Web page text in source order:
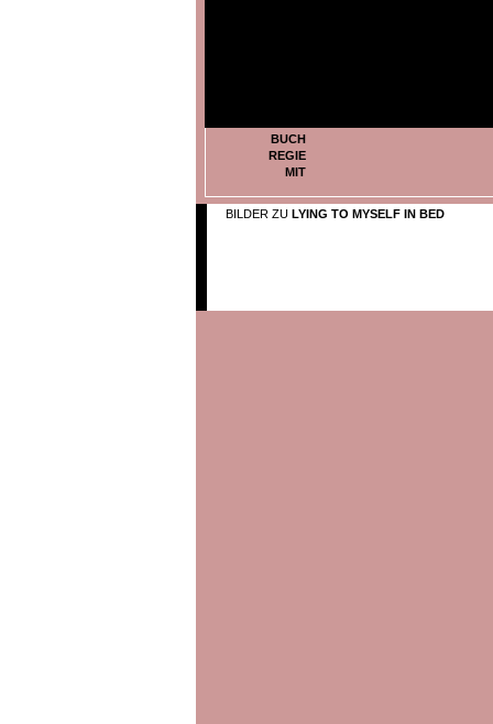
BUCH
REGIE
MIT
BILDER ZU LYING TO MYSELF IN BED